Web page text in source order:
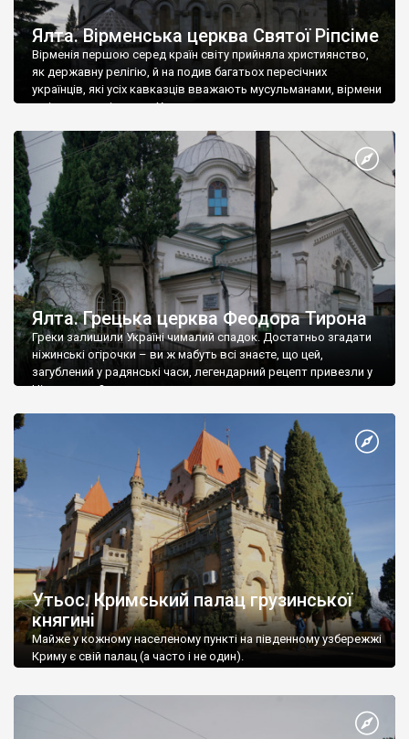
Ялта. Вірменська церква Святої Ріпсіме
Вірменія першою серед країн світу прийняла християнство,
як державну релігію, й на подив багатьох пересічних
українців, які усіх кавказців вважають мусульманами, вірмени
є відданими вірянами Христа
Ялта. Грецька церква Феодора Тирона
Греки залишили Україні чималий спадок. Достатньо згадати
ніжинські огірочки – ви ж мабуть всі знаєте, що цей,
загублений у радянські часи, легендарний рецепт привезли у
Ніжин греки?
Утьос. Кримський палац грузинської
княгині
Майже у кожному населеному пункті на південному узбережжі
Криму є свій палац (а часто і не один).